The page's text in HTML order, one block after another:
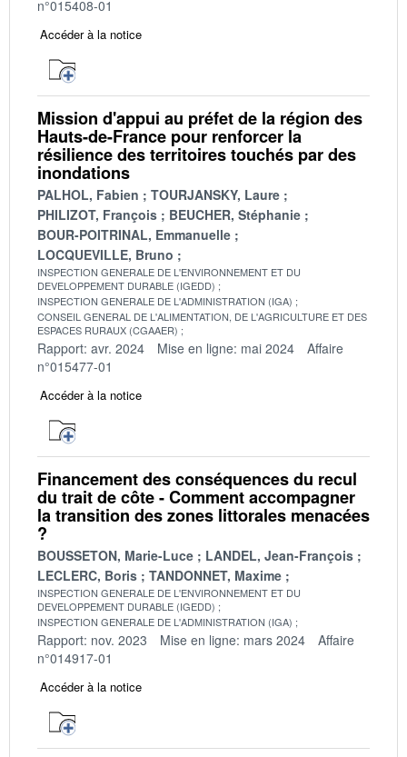
n°015408-01
Accéder à la notice
Mission d'appui au préfet de la région des
Hauts-de-France pour renforcer la
résilience des territoires touchés par des
inondations
PALHOL, Fabien
TOURJANSKY, Laure
PHILIZOT, François
BEUCHER, Stéphanie
BOUR-POITRINAL, Emmanuelle
LOCQUEVILLE, Bruno
INSPECTION GENERALE DE L'ENVIRONNEMENT ET DU
DEVELOPPEMENT DURABLE (IGEDD)
INSPECTION GENERALE DE L'ADMINISTRATION (IGA)
CONSEIL GENERAL DE L'ALIMENTATION, DE L'AGRICULTURE ET DES
ESPACES RURAUX (CGAAER)
Rapport: avr. 2024 Mise en ligne: mai 2024
Affaire
n°015477-01
Accéder à la notice
Financement des conséquences du recul
du trait de côte - Comment accompagner
la transition des zones littorales menacées
?
BOUSSETON, Marie-Luce
LANDEL, Jean-François
LECLERC, Boris
TANDONNET, Maxime
INSPECTION GENERALE DE L'ENVIRONNEMENT ET DU
DEVELOPPEMENT DURABLE (IGEDD)
INSPECTION GENERALE DE L'ADMINISTRATION (IGA)
Rapport: nov. 2023 Mise en ligne: mars 2024
Affaire
n°014917-01
Accéder à la notice